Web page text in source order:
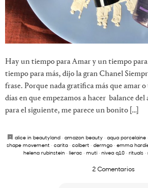
Hay un tiempo para Amar y un tiempo
tiempo para más, dijo la gran Chanel
frase. Porque nada gratifica más que amar
días en que empezamos a hacer balance del
para el siguiente, me parece un bonito […]
alice in beautyland · amazon beauty · aqua porcelaine ·
shape movement · carita · colbert · dermgo · emma
helena rubinstein · lierac · muti · nivea q10 · rituals ·
2 Comentarios